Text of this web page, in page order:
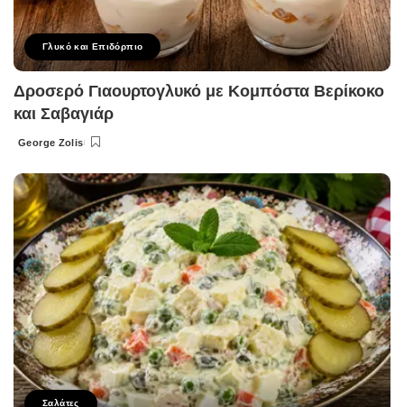
Γλυκό και Επιδόρπιο
Δροσερό Γιαουρτογλυκό με Κομπόστα Βερίκοκο
και Σαβαγιάρ
Posted
George Zolis
Σαλάτες